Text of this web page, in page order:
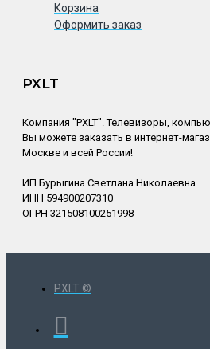
Корзина
Оформить заказ
PXLT
Компания "PXLT". Телевизоры,
Вы можете заказать в интернет-
Москве и всей России!
ИП Бурыгина Светлана Николаевна
ИНН 594900207310
ОГРН 321508100251998
PXLT ©